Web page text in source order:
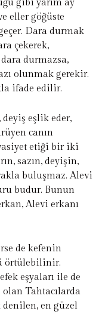
gibi yarım ay
eller göğüste
Dara durmak
çekerek,
durmazsa,
olunmak gerekir.
ifade edilir.
eşlik eder,
canın
etiği bir iki
sazın, deyişin,
buluşmaz. Alevi
budur. Bunun
Alevi erkanı
de kefenin
örtülebilinir.
eşyaları ile de
Tahtacılarda
en güzel